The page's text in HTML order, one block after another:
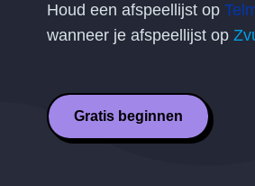
Houd een afspeellijst op
wanneer je afspeellijst op
Gratis beginnen